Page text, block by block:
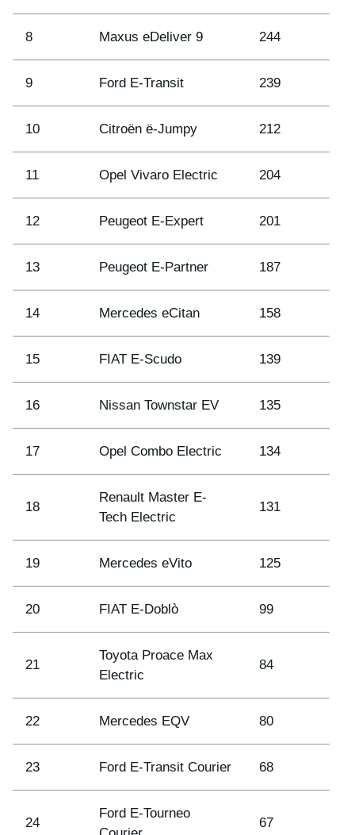
8 Maxus eDeliver 9 244
9 Ford E-Transit 239
10 Citroën ë-Jumpy 212
11 Opel Vivaro Electric 204
12 Peugeot E-Expert 201
13 Peugeot E-Partner 187
14 Mercedes eCitan 158
15 FIAT E-Scudo 139
16 Nissan Townstar EV 135
17 Opel Combo Electric 134
18
Renault Master E-
Tech Electric
131
19 Mercedes eVito 125
20 FIAT E-Doblò 99
21
Toyota Proace Max
Electric
84
22 Mercedes EQV 80
23 Ford E-Transit Courier 68
24
Ford E-Tourneo
67